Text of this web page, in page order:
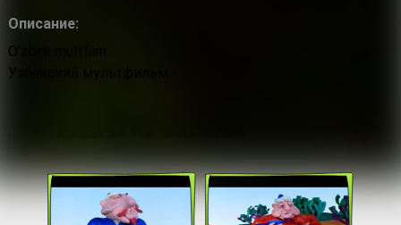
Описание:
O'zbek multfilm
Узбекский мультфильм